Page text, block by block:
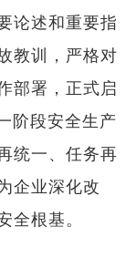
论述和重要指
教训，严格对
部署，正式启
阶段安全生产
统一、任务再
企业深化改
全根基。